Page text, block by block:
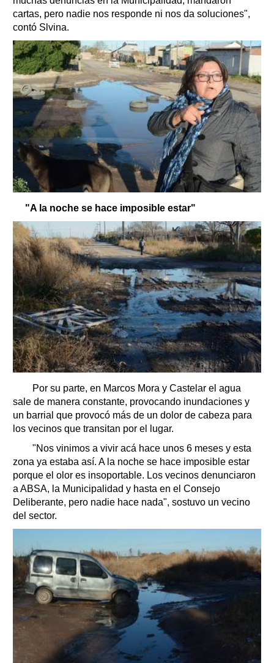
cartas, pero nadie nos responde ni nos da soluciones",
contó Slvina.
"A la noche se hace imposible estar"
Por su parte, en Marcos Mora y Castelar el agua
sale de manera constante, provocando inundaciones y
un barrial que provocó más de un dolor de cabeza para
los vecinos que transitan por el lugar.
"Nos vinimos a vivir acá hace unos 6 meses y esta
zona ya estaba así. A la noche se hace imposible estar
porque el olor es insoportable. Los vecinos denunciaron
a ABSA, la Municipalidad y hasta en el Consejo
Deliberante, pero nadie hace nada", sostuvo un vecino
del sector.